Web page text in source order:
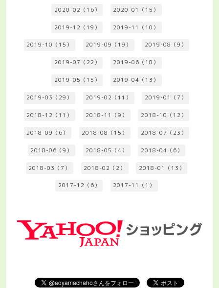
2020-02（16） 2020-01（15）
2019-12（19） 2019-11（10）
2019-10（15） 2019-09（19） 2019-08（9）
2019-07（22） 2019-06（18）
2019-05（15） 2019-04（13）
2019-03（29） 2019-02（11） 2019-01（7）
2018-12（11） 2018-11（9） 2018-10（12）
2018-09（6） 2018-08（15） 2018-07（23）
2018-06（9） 2018-05（4） 2018-04（6）
2018-03（7） 2018-02（2） 2018-01（13）
2017-12（6） 2017-11（1）